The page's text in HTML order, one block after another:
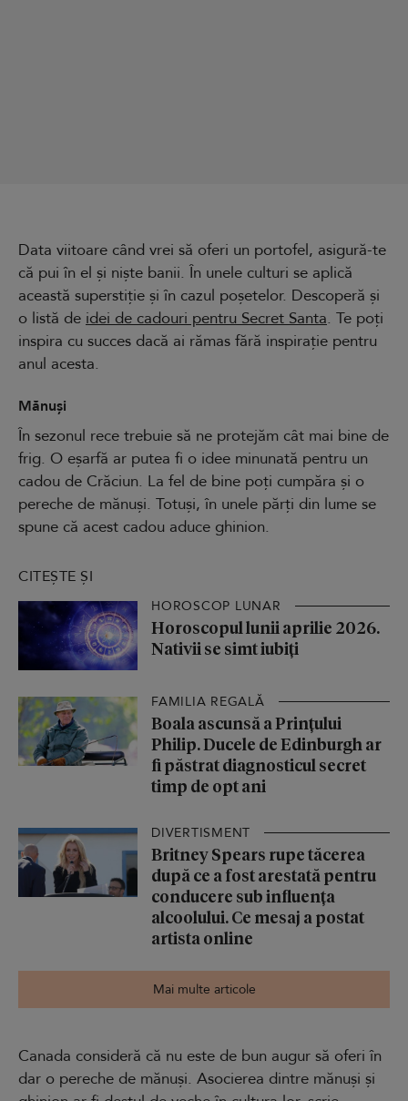
Data viitoare când vrei să oferi un portofel, asigură-te
că pui în el și niște banii. În unele culturi se aplică
această superstiție și în cazul poșetelor. Descoperă și
o listă de idei de cadouri pentru Secret Santa. Te poți
inspira cu succes dacă ai rămas fără inspirație pentru
anul acesta.
Mănuși
În sezonul rece trebuie să ne protejăm cât mai bine de
frig. O eșarfă ar putea fi o idee minunată pentru un
cadou de Crăciun. La fel de bine poți cumpăra și o
pereche de mănuși. Totuși, în unele părți din lume se
spune că acest cadou aduce ghinion.
CITEȘTE ȘI
HOROSCOP LUNAR
Horoscopul lunii aprilie 2026.
Nativii se simt iubiți
FAMILIA REGALĂ
Boala ascunsă a Prințului
Philip. Ducele de Edinburgh ar
fi păstrat diagnosticul secret
timp de opt ani
DIVERTISMENT
Britney Spears rupe tăcerea
după ce a fost arestată pentru
conducere sub influența
alcoolului. Ce mesaj a postat
artista online
Mai multe articole
Canada consideră că nu este de bun augur să oferi în
dar o pereche de mănuși. Asocierea dintre mănuși și